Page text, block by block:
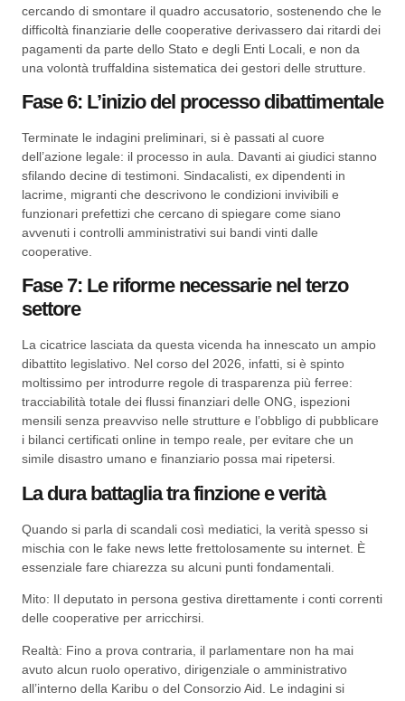
cercando di smontare il quadro accusatorio, sostenendo che le
difficoltà finanziarie delle cooperative derivassero dai ritardi dei
pagamenti da parte dello Stato e degli Enti Locali, e non da
una volontà truffaldina sistematica dei gestori delle strutture.
Fase 6: L’inizio del processo dibattimentale
Terminate le indagini preliminari, si è passati al cuore
dell’azione legale: il processo in aula. Davanti ai giudici stanno
sfilando decine di testimoni. Sindacalisti, ex dipendenti in
lacrime, migranti che descrivono le condizioni invivibili e
funzionari prefettizi che cercano di spiegare come siano
avvenuti i controlli amministrativi sui bandi vinti dalle
cooperative.
Fase 7: Le riforme necessarie nel terzo
settore
La cicatrice lasciata da questa vicenda ha innescato un ampio
dibattito legislativo. Nel corso del 2026, infatti, si è spinto
moltissimo per introdurre regole di trasparenza più ferree:
tracciabilità totale dei flussi finanziari delle ONG, ispezioni
mensili senza preavviso nelle strutture e l’obbligo di pubblicare
i bilanci certificati online in tempo reale, per evitare che un
simile disastro umano e finanziario possa mai ripetersi.
La dura battaglia tra finzione e verità
Quando si parla di scandali così mediatici, la verità spesso si
mischia con le fake news lette frettolosamente su internet. È
essenziale fare chiarezza su alcuni punti fondamentali.
Mito: Il deputato in persona gestiva direttamente i conti correnti
delle cooperative per arricchirsi.
Realtà: Fino a prova contraria, il parlamentare non ha mai
avuto alcun ruolo operativo, dirigenziale o amministrativo
all’interno della Karibu o del Consorzio Aid. Le indagini si